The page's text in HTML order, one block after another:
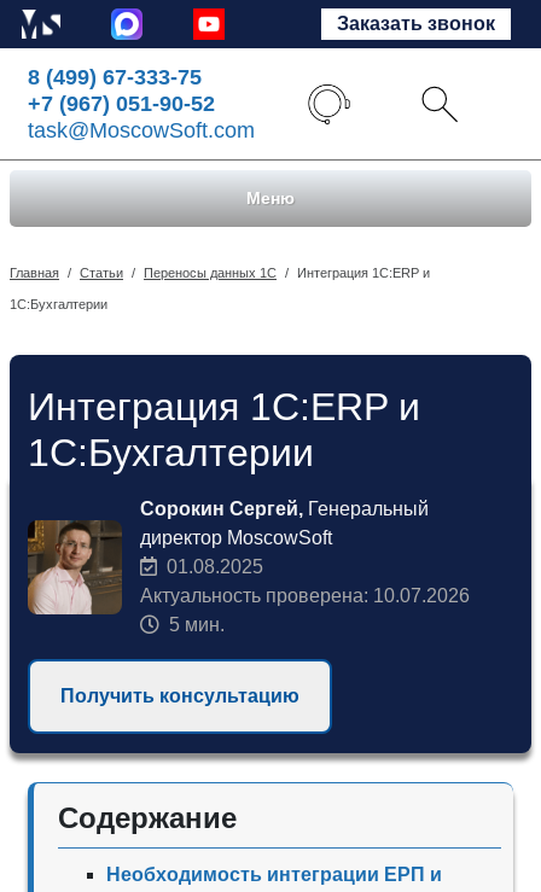
Заказать звонок
8 (499) 67-333-75
+7 (967) 051-90-52
task@MoscowSoft.com
Меню
Главная / Статьи / Переносы данных 1С / Интеграция 1С:ERP и
1С:Бухгалтерии
Интеграция 1С:ERP и
1С:Бухгалтерии
Сорокин Сергей, Генеральный
директор MoscowSoft
01.08.2025
Актуальность проверена: 10.07.2026
5 мин.
Получить консультацию
Содержание
Необходимость интеграции ЕРП и